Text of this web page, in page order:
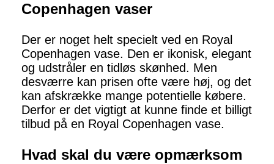
Copenhagen vaser
Der er noget helt specielt ved en Royal
Copenhagen vase. Den er ikonisk, elegant
og udstråler en tidløs skønhed. Men
desværre kan prisen ofte være høj, og det
kan afskrække mange potentielle købere.
Derfor er det vigtigt at kunne finde et billigt
tilbud på en Royal Copenhagen vase.
Hvad skal du være opmærksom